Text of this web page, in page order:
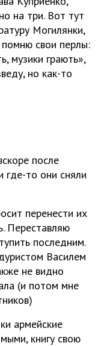
на три. Вот тут
Могилянки,
свои перлы:
музики грають»,
но как-то
после
где-то они сняли
перенести их
Переставляю
последним.
Василем
не видно
(и потом мне
армейские
книгу свою